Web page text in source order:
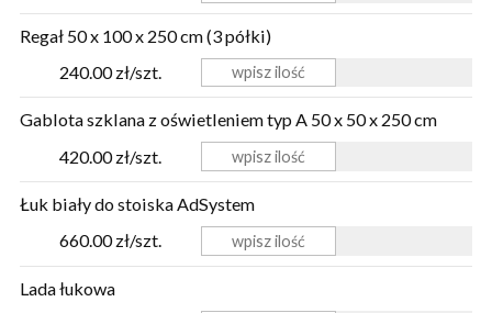
Regał 50 x 100 x 250 cm (3 półki)
240.00 zł/szt.
Gablota szklana z oświetleniem typ A 50 x 50 x 250 cm
420.00 zł/szt.
Łuk biały do stoiska AdSystem
660.00 zł/szt.
Lada łukowa